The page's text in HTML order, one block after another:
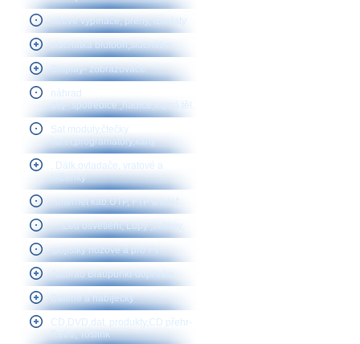
síťové vypínače, prehy, izostaty
sluchátka blutooh,sluchátka
Display- zobrazovače.
náhrad
díly-.spotřebiče.,hadice,topná těl.
Sat moduly,čtečky
karet,programátory,karty
. Dálk.ovladače, vratové a
klíčenky
. internet kab.UTP, FTP a telef
.....Led osvětlení, Lupy ,svítilny,
.pojistky nožové a pro FV
Autorád Blaupunkt-doprodej
Baterie a nabíječky
CD,DVD,dat. produkty,CD přehr-
Retro, Toslink